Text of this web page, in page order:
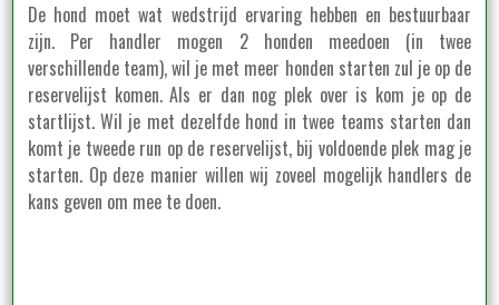
De hond moet wat wedstrijd ervaring hebben en bestuurbaar
zijn. Per handler mogen 2 honden meedoen (in twee
verschillende team), wil je met meer honden starten zul je op de
reservelijst komen. Als er dan nog plek over is kom je op de
startlijst. Wil je met dezelfde hond in twee teams starten dan
komt je tweede run op de reservelijst, bij voldoende plek mag je
starten. Op deze manier willen wij zoveel mogelijk handlers de
kans geven om mee te doen.